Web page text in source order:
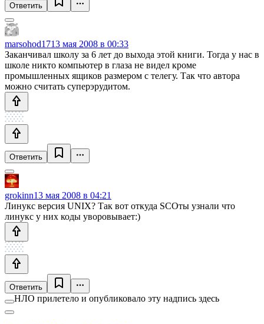
Ответить
marsohod1713 мая 2008 в 00:33
Заканчивал школу за 6 лет до выхода этой книги. Тогда у нас в
школе никто компьютер в глаза не видел кроме
промышленных ящиков размером с телегу. Так что автора
можно считать суперэрудитом.
Ответить
grokinn13 мая 2008 в 04:21
Линукс версия UNIX? Так вот откуда SCOты узнали что
линукс у них коды уворовывает:)
Ответить
НЛО прилетело и опубликовало эту надпись здесь